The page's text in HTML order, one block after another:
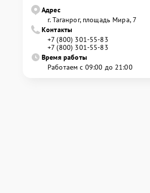
Адрес
г. Таганрог, площадь Мира, 7
Контакты
+7 (800) 301-55-83
+7 (800) 301-55-83
Время работы
Работаем с 09:00 до 21:00